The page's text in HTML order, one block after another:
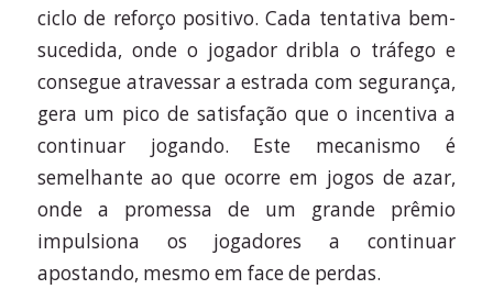
ciclo de reforço positivo. Cada tentativa bem-
sucedida, onde o jogador dribla o tráfego e
consegue atravessar a estrada com segurança,
gera um pico de satisfação que o incentiva a
continuar jogando. Este mecanismo é
semelhante ao que ocorre em jogos de azar,
onde a promessa de um grande prêmio
impulsiona os jogadores a continuar
apostando, mesmo em face de perdas.